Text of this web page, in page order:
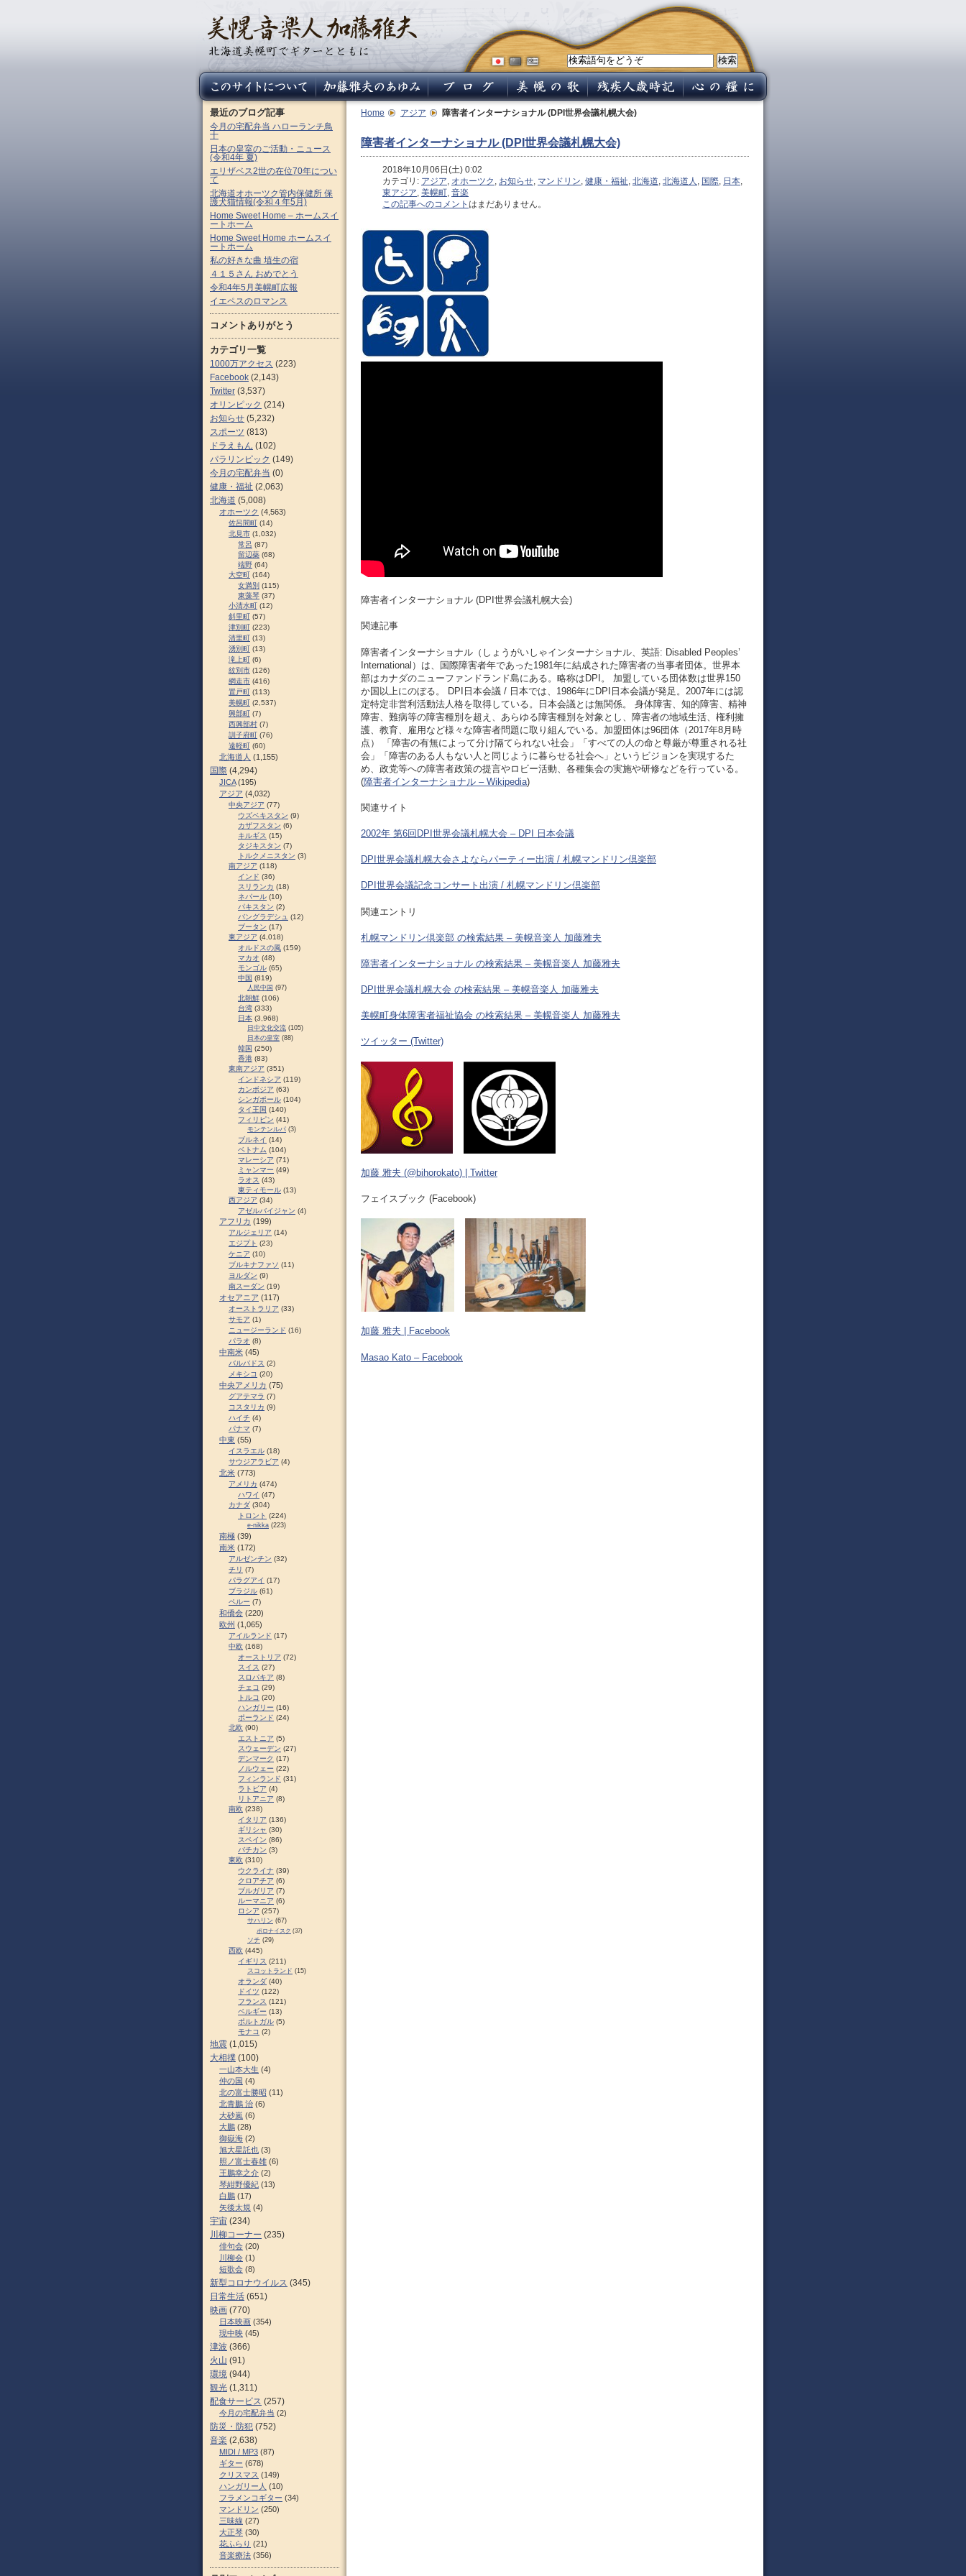
Home アジア 障害者インターナショナル (DPI世界会議札幌大会)
障害者インターナショナル (DPI世界会議札幌大会)
2018年10月06日(土) 0:02
カテゴリ: アジア, オホーツク , お知らせ, マンドリン, 健康・福祉, 北海道, 北海道人 , 国際, 日本,
東アジア, 美幌町, 音楽
この記事へのコメント はまだありません。
障害者インターナショナル (DPI世界会議札幌大会)
関連記事
障害者インターナショナル（しょうがいしゃインターナショナル、英語: Disabled Peoples’
International）は、国際障害者年であった1981年に結成された障害者の当事者団体。世界本
部はカナダのニューファンドランド島にある。略称はDPI。 加盟している団体数は世界150
か国以上にのぼる。 DPI日本会議 / 日本では、1986年にDPI日本会議が発足。2007年には認
定特定非営利活動法人格を取得している。日本会議とは無関係。 身体障害、知的障害、精神
障害、難病等の障害種別を超え、あらゆる障害種別を対象とし、障害者の地域生活、権利擁
護、教育、雇用など様々な障害者問題に取り組んでいる。加盟団体は96団体（2017年8月時
点） 「障害の有無によって分け隔てられない社会」「すべての人の命と尊厳が尊重される社
会」「障害のある人もない人と同じように暮らせる社会へ」というビジョンを実現するた
め、政党等への障害者政策の提言やロビー活動、各種集会の実施や研修などを行っている。
(障害者インターナショナル – Wikipedia)
関連サイト
2002年 第6回DPI世界会議札幌大会 – DPI 日本会議
DPI世界会議札幌大会さよならパーティー出演 / 札幌マンドリン倶楽部
DPI世界会議記念コンサート出演 / 札幌マンドリン倶楽部
関連エントリ
札幌マンドリン倶楽部 の検索結果 – 美幌音楽人 加藤雅夫
障害者インターナショナル の検索結果 – 美幌音楽人 加藤雅夫
DPI世界会議札幌大会 の検索結果 – 美幌音楽人 加藤雅夫
美幌町身体障害者福祉協会 の検索結果 – 美幌音楽人 加藤雅夫
ツイッター (Twitter)
加藤 雅夫 (@bihorokato) | Twitter
フェイスブック (Facebook)
加藤 雅夫 | Facebook
Masao Kato – Facebook
最近のブログ記事
今月の宅配弁当 ハローランチ鳥
十
日本の皇室のご活動・ニュース
(令和4年 夏)
エリザベス2世の在位70年につい
て
北海道オホーツク管内保健所 保
護犬猫情報(令和４年5月)
Home Sweet Home – ホームスイ
ートホーム
Home Sweet Home ホームスイ
ートホーム
私の好きな曲 埴生の宿
４１５さん おめでとう
令和4年5月美幌町広報
イエペスのロマンス
コメントありがとう
カテゴリ一覧
1000万アクセス (223)
Facebook (2,143)
Twitter (3,537)
オリンピック (214)
お知らせ (5,232)
スポーツ (813)
ドラえもん (102)
パラリンピック (149)
今月の宅配弁当 (0)
健康・福祉 (2,063)
北海道 (5,008)
オホーツク (4,563)
佐呂間町 (14)
北見市 (1,032)
常呂 (87)
留辺蘂 (68)
端野 (64)
大空町 (164)
女満別 (115)
東藻琴 (37)
小清水町 (12)
斜里町 (57)
津別町 (223)
清里町 (13)
湧別町 (13)
滝上町 (6)
紋別市 (126)
網走市 (416)
置戸町 (113)
美幌町 (2,537)
興部町 (7)
西興部村 (7)
訓子府町 (76)
遠軽町 (60)
北海道人 (1,155)
国際 (4,294)
JICA(195)
アジア (4,032)
中央アジア (77)
ウズベキスタン (9)
カザフスタン (6)
キルギス (15)
タジキスタン (7)
トルクメニスタン (3)
南アジア (118)
インド (36)
スリランカ (18)
ネパール (10)
パキスタン (2)
バングラデシュ (12)
ブータン (17)
東アジア (4,018)
オルドスの風 (159)
マカオ (48)
モンゴル (65)
中国 (819)
人民中国 (97)
北朝鮮 (106)
台湾 (333)
日本 (3,968)
日中文化交流 (105)
日本の皇室 (88)
韓国 (250)
香港 (83)
東南アジア (351)
インドネシア (119)
カンボジア (63)
シンガポール (104)
タイ王国 (140)
フィリピン (41)
モンテンルパ (3)
ブルネイ (14)
ベトナム (104)
マレーシア (71)
ミャンマー (49)
ラオス (43)
東ティモール (13)
西アジア (34)
アゼルバイジャン (4)
アフリカ (199)
アルジェリア (14)
エジプト (23)
ケニア (10)
ブルキナファソ (11)
ヨルダン (9)
南スーダン (19)
オセアニア (117)
オーストラリア (33)
サモア (1)
ニュージーランド (16)
パラオ (8)
中南米 (45)
バルバドス (2)
メキシコ (20)
中央アメリカ (75)
グアテマラ (7)
コスタリカ (9)
ハイチ (4)
パナマ (7)
中東 (55)
イスラエル (18)
サウジアラビア (4)
北米 (773)
アメリカ (474)
ハワイ (47)
カナダ (304)
トロント (224)
e-nikka (223)
南極 (39)
南米 (172)
アルゼンチン (32)
チリ (7)
パラグアイ (17)
ブラジル (61)
ペルー (7)
和僑会 (220)
欧州 (1,065)
アイルランド (17)
中欧 (168)
オーストリア (72)
スイス (27)
スロパキア (8)
チェコ (29)
トルコ (20)
ハンガリー (16)
ポーランド (24)
北欧 (90)
エストニア (5)
スウェーデン (27)
デンマーク (17)
ノルウェー (22)
フィンランド (31)
ラトビア (4)
リトアニア (8)
南欧 (238)
イタリア (136)
ギリシャ (30)
スペイン (86)
バチカン (3)
東欧 (310)
ウクライナ (39)
クロアチア (6)
ブルガリア (7)
ルーマニア (6)
ロシア (257)
サハリン (67)
ポロナイスク (37)
ソチ (29)
西欧 (445)
イギリス (211)
スコットランド (15)
オランダ (40)
ドイツ (122)
フランス (121)
ベルギー (13)
ポルトガル (5)
モナコ (2)
地震 (1,015)
大相撲 (100)
一山本大生 (4)
仲の国 (4)
北の富士勝昭 (11)
北青鵬 治 (6)
大砂嵐 (6)
大鵬 (28)
御嶽海 (2)
旭大星託也 (3)
照ノ富士春雄 (6)
王鵬幸之介 (2)
琴紺野優紀 (13)
白鵬 (17)
矢後太規 (4)
宇宙 (234)
川柳コーナー (235)
俳句会 (20)
川柳会 (1)
短歌会 (8)
新型コロナウイルス (345)
日常生活 (651)
映画 (770)
日本映画 (354)
現中映 (45)
津波 (366)
火山 (91)
環境 (944)
観光 (1,311)
配食サービス (257)
今月の宅配弁当 (2)
防災・防犯 (752)
音楽 (2,638)
MIDI / MP3 (87)
ギター (678)
クリスマス (149)
ハンガリー人 (10)
フラメンコギター (34)
マンドリン (250)
三味線 (27)
大正琴 (30)
花ふらり (21)
音楽療法 (356)